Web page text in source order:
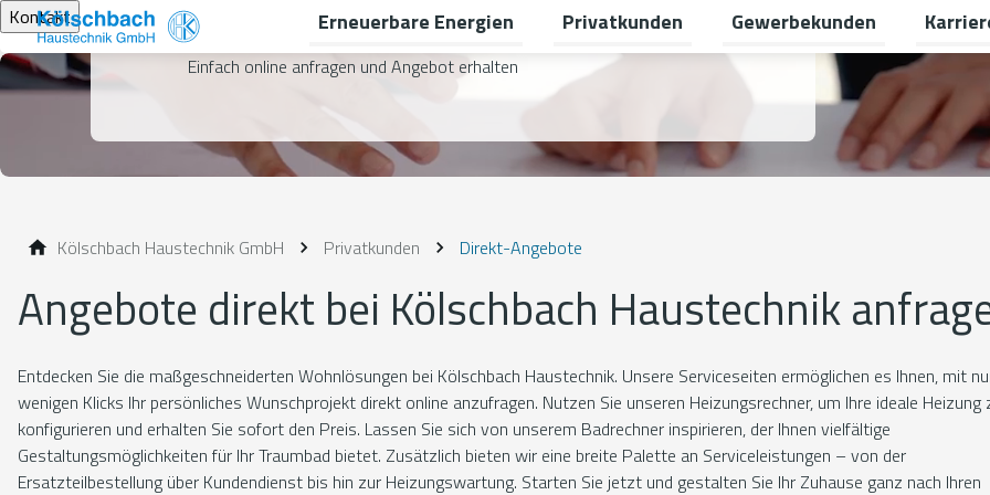
Kontakt Erneuerbare Energien
Untermenü für Erneuerbare Energien umschalten
Privatkunden
Untermenü für Privatkunden
Gewerbekunden
Einfach online anfragen und Angebot erhalten
Kölschbach Haustechnik GmbH Privatkunden Direkt-Angebote
Angebote direkt bei Kölschbach Haustechnik
Entdecken Sie die maßgeschneiderten Wohnlösungen bei Kölschbach Haustechnik. Unsere Serviceseiten ermöglichen es Ihnen, mit
wenigen Klicks Ihr persönliches Wunschprojekt direkt online anzufragen. Nutzen Sie unseren Heizungsrechner, um Ihre ideale Heizung
konfigurieren und erhalten Sie sofort den Preis. Lassen Sie sich von unserem Badrechner inspirieren, der Ihnen vielfältige
Gestaltungsmöglichkeiten für Ihr Traumbad bietet. Zusätzlich bieten wir eine breite Palette an Serviceleistungen – von der
Ersatzteilbestellung über Kundendienst bis hin zur Heizungswartung. Starten Sie jetzt und gestalten Sie Ihr Zuhause ganz nach Ihren